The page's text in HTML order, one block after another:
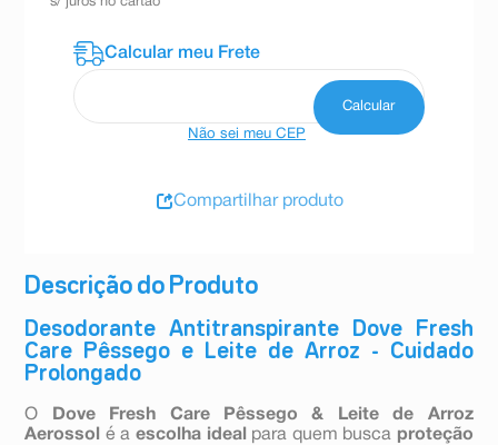
Descrição do Produto
Desodorante Antitranspirante Dove Fresh
Care Pêssego e Leite de Arroz - Cuidado
Prolongado
O
Dove Fresh Care Pêssego & Leite de Arroz
Aerossol
é a escolha ideal para quem busca proteção
Não sei meu CEP
Compartilhar produto